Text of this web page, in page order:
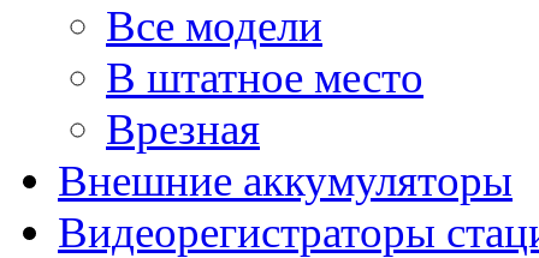
Все модели
В штатное место
Врезная
Внешние аккумуляторы
Видеорегистраторы